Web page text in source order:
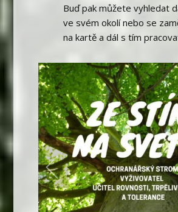
Buď pak můžete vyhledat
ve svém okolí nebo se
na kartě a dál s tím